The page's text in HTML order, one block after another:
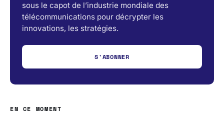
sous le capot de l’industrie mondiale des
télécommunications pour décrypter les
innovations, les stratégies.
S'ABONNER
EN CE MOMENT